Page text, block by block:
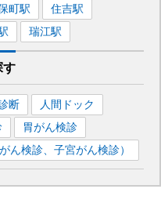
町駅 住吉駅
瑞江駅
す
断
人間ドック
胃がん検診
ん検診、子宮がん検診）